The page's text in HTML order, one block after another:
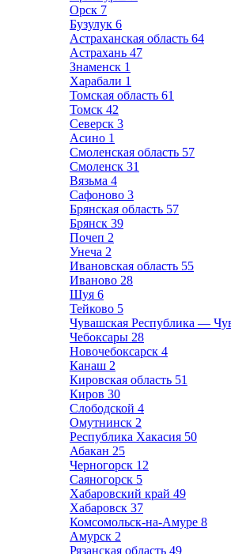
Орск 7
Бузулук 6
Астраханская область 64
Астрахань 47
Знаменск 1
Харабали 1
Томская область 61
Томск 42
Северск 3
Асино 1
Смоленская область 57
Смоленск 31
Вязьма 4
Сафоново 3
Брянская область 57
Брянск 39
Почеп 2
Унеча 2
Ивановская область 55
Иваново 28
Шуя 6
Тейково 5
Чувашская Республика —
Чебоксары 28
Новочебоксарск 4
Канаш 2
Кировская область 51
Киров 30
Слободской 4
Омутнинск 2
Республика Хакасия 50
Абакан 25
Черногорск 12
Саяногорск 5
Хабаровский край 49
Хабаровск 37
Комсомольск-на-Амуре 8
Амурск 2
Рязанская область 49